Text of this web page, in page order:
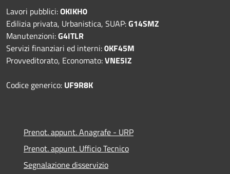
Lavori pubblici:OKIKH0
Edilizia privata, Urbanistica, SUAP:G14SMZ
Manutenzioni:G4ITLR
Servizi finanziari ed interni:0KF45M
Provveditorato, Economato:VNE5IZ
Codice generico: UF9R8K
Prenot. appunt. Anagrafe - URP
Prenot. appunt. Ufficio Tecnico
Segnalazione disservizio